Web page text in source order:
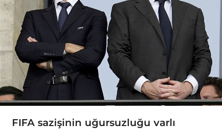
FIFA sazişinin uğursuzluğu varlı